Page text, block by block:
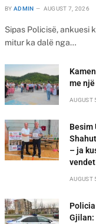
BY ADMIN AUGUST 7, 2026
Sipas Policisë, ankuesi
mitur ka dalë nga…
me
AUGUST
Besim
– ja
AUGUST
Gjilan: